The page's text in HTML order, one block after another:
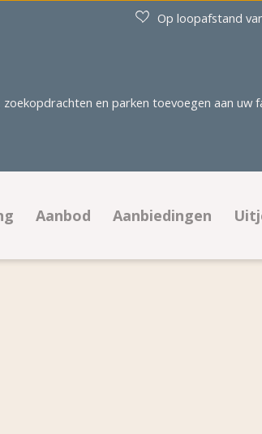
Op loopafstand
en parken toevoegen aan uw
Aanbod
Kampeerplaatsen
Aanbiedingen
Aanbiedingen